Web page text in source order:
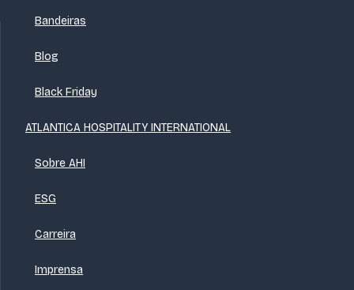
Bandeiras
Blog
Black Friday
ATLANTICA HOSPITALITY INTERNATIONAL
Sobre AHI
ESG
Carreira
Imprensa